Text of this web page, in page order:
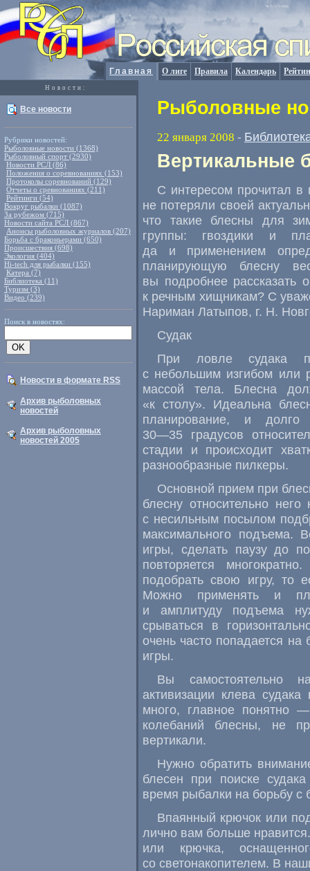
Главная О лиге Правила Календарь
Новости:
Все новости
Рубрики новостей:
Рыболовные новости (1368)
Рыболовный спорт (2930)
Новости РСЛ (86)
Положения о соревнованиях (153)
Протоколы соревнований (129)
Отчеты о сревнованиях (211)
Рейтинги (54)
Вокруг рыбалки (1087)
За рубежом (715)
Новости сайта РСЛ (867)
Анонсы рыболовных журналов (207)
Борьба с браконьерами (650)
Происшествия (698)
Экология (404)
Hi-tech для рыбалки (155)
Катера (7)
Библиотека (11)
Туризм (3)
Видео (239)
Поиск в новостях:
Новости в формате RSS
Архив рыболовных
новостей
Архив рыболовных
новостей 2005
Рыболовные
22 января 2008 -
Вертикальные
С интересом прочитал
не потеряли своей
что такие блесны для
группы: гвоздики и
да и применением
планирующую блесну
вы подробнее рассказать
к речным хищникам? С
Нариман Латыпов, г. Н.
Судак
При ловле судака
с небольшим изгибом или
массой тела. Блесна
«к столу». Идеальна
планирование, и
30—35 градусов
стадии и происходит
разнообразные пилкеры.
Основной прием при
блесну относительно
с несильным посылом
максимального подъема.
игры, сделать паузу до
повторяется
подобрать свою игру, то
Можно применять и
и амплитуду подъема
срываться в
очень часто попадается
игры.
Вы самостоятельно
активизации клева
много, главное понятно
колебаний блесны, не
вертикали.
Нужно обратить
блесен при поиске
время рыбалки на борьбу с
Впаянный крючок или
лично вам больше
или крючка,
со светонакопителем. В